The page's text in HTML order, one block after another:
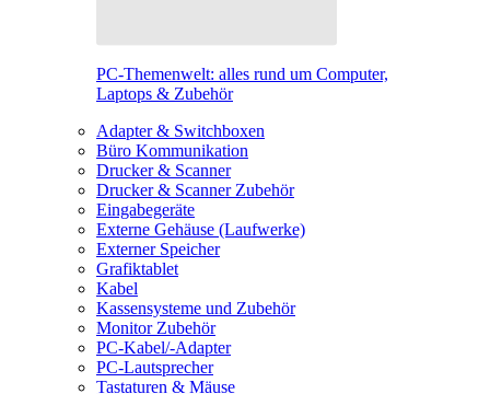
PC-Themenwelt: alles rund um Computer,
Laptops & Zubehör
Adapter & Switchboxen
Büro Kommunikation
Drucker & Scanner
Drucker & Scanner Zubehör
Eingabegeräte
Externe Gehäuse (Laufwerke)
Externer Speicher
Grafiktablet
Kabel
Kassensysteme und Zubehör
Monitor Zubehör
PC-Kabel/-Adapter
PC-Lautsprecher
Tastaturen & Mäuse